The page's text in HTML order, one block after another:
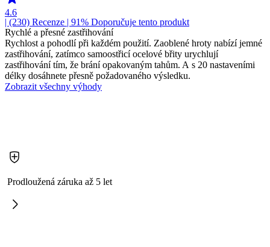
4.6
| (230) Recenze | 91% Doporučuje tento produkt
Rychlé a přesné zastřihování
Rychlost a pohodlí při každém použití. Zaoblené hroty nabízí jemné
zastřihování, zatímco samoostřicí ocelové břity urychlují
zastřihování tím, že brání opakovaným tahům. A s 20 nastaveními
délky dosáhnete přesně požadovaného výsledku.
Zobrazit všechny výhody
Prodloužená záruka až 5 let